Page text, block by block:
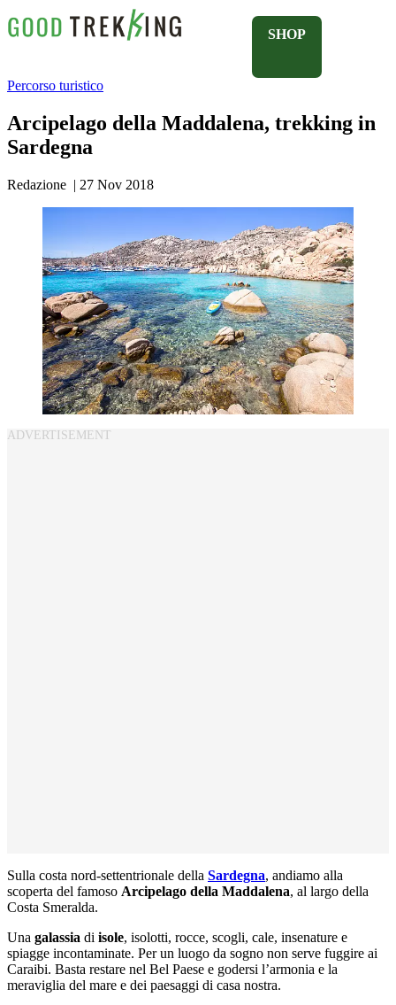
SHOP
Percorso turistico
Arcipelago della Maddalena, trekking in
Sardegna
Redazione | 27 Nov 2018
Sulla costa nord-settentrionale della Sardegna, andiamo alla
scoperta del famoso Arcipelago della Maddalena, al largo della
Costa Smeralda.
Una galassia di isole, isolotti, rocce, scogli, cale, insenature e
spiagge incontaminate. Per un luogo da sogno non serve fuggire ai
Caraibi. Basta restare nel Bel Paese e godersi l’armonia e la
meraviglia del mare e dei paesaggi di casa nostra.